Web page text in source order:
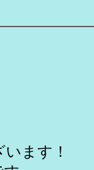
ます！